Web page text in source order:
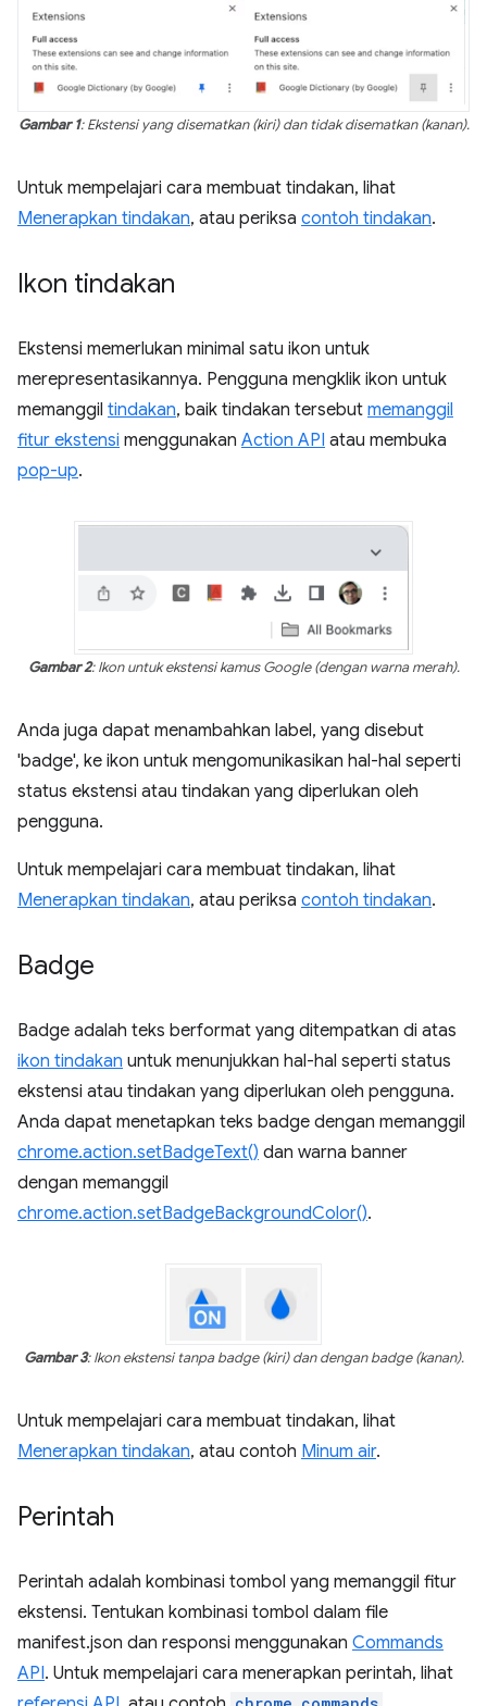
Gambar 1: Ekstensi yang disematkan (kiri) dan tidak disematkan (kanan).
Untuk mempelajari cara membuat tindakan, lihat
Menerapkan tindakan, atau periksa contoh tindakan.
Ikon tindakan
Ekstensi memerlukan minimal satu ikon untuk
merepresentasikannya. Pengguna mengklik ikon untuk
memanggil tindakan, baik tindakan tersebut memanggil
fitur ekstensi menggunakan Action API atau membuka
pop-up.
Gambar 2: Ikon untuk ekstensi kamus Google (dengan warna merah).
Anda juga dapat menambahkan label, yang disebut
'badge', ke ikon untuk mengomunikasikan hal-hal seperti
status ekstensi atau tindakan yang diperlukan oleh
pengguna.
Untuk mempelajari cara membuat tindakan, lihat
Menerapkan tindakan, atau periksa contoh tindakan.
Badge
Badge adalah teks berformat yang ditempatkan di atas
ikon tindakan untuk menunjukkan hal-hal seperti status
ekstensi atau tindakan yang diperlukan oleh pengguna.
Anda dapat menetapkan teks badge dengan memanggil
chrome.action.setBadgeText() dan warna banner
dengan memanggil
chrome.action.setBadgeBackgroundColor().
Gambar 3: Ikon ekstensi tanpa badge (kiri) dan dengan badge (kanan).
Untuk mempelajari cara membuat tindakan, lihat
Menerapkan tindakan, atau contoh Minum air.
Perintah
Perintah adalah kombinasi tombol yang memanggil fitur
ekstensi. Tentukan kombinasi tombol dalam file
manifest.json dan responsi menggunakan Commands
API. Untuk mempelajari cara menerapkan perintah, lihat